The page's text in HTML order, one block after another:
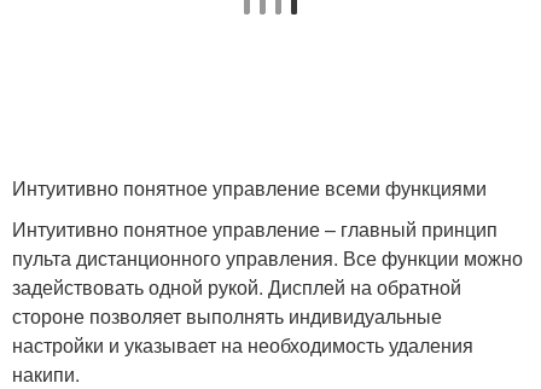
Интуитивно понятное управление всеми функциями
Интуитивно понятное управление – главный принцип
пульта дистанционного управления. Все функции можно
задействовать одной рукой. Дисплей на обратной
стороне позволяет выполнять индивидуальные
настройки и указывает на необходимость удаления
накипи.